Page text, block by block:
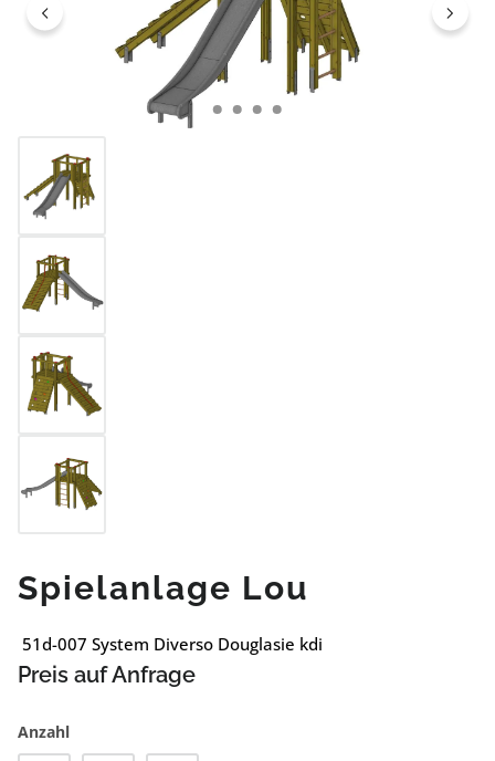
Spielanlage Lou
51d-007 System Diverso Douglasie kdi
Preis auf Anfrage
Anzahl